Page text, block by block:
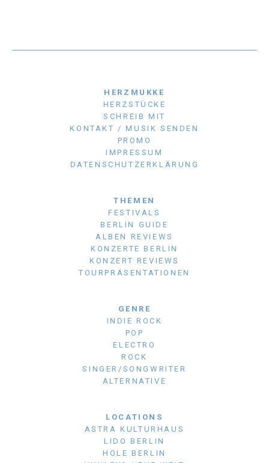
HERZMUKKE
HERZSTÜCKE
SCHREIB MIT
KONTAKT / MUSIK SENDEN
PROMO
IMPRESSUM
DATENSCHUTZERKLÄRUNG
THEMEN
FESTIVALS
BERLIN GUIDE
ALBEN REVIEWS
KONZERTE BERLIN
KONZERT REVIEWS
TOURPRÄSENTATIONEN
GENRE
INDIE ROCK
POP
ELECTRO
ROCK
SINGER/SONGWRITER
ALTERNATIVE
LOCATIONS
ASTRA KULTURHAUS
LIDO BERLIN
HOLE BERLIN